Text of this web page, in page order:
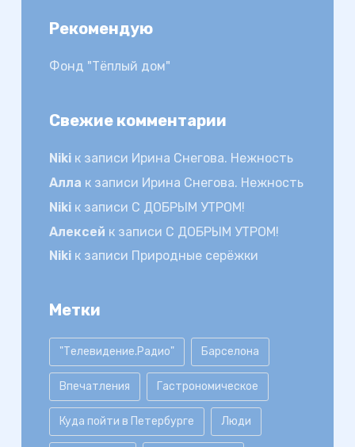
Рекомендую
Фонд "Тёплый дом"
Свежие комментарии
Nikiк записи Ирина Снегова. Нежность
Алла к записи Ирина Снегова. Нежность
Nikiк записи С ДОБРЫМ УТРОМ!
Алексей к записи С ДОБРЫМ УТРОМ!
Nikiк записи Природные серёжки
Метки
"Телевидение.Радио" Барселона
Впечатления Гастрономическое
Куда пойти в Петербурге Люди